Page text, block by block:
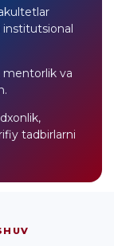
institutsional
mentorlik va
tadbirlarni